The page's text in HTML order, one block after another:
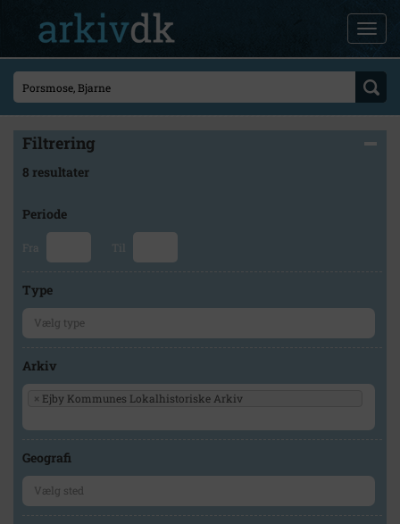
Filtrering
8 resultater
Periode
Fra Til
Type
Arkiv
× Ejby Kommunes Lokalhistoriske Arkiv
Geografi